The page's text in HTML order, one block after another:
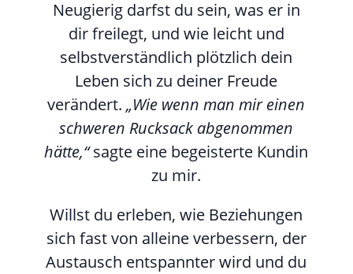
Neugierig darfst du sein, was er in
dir freilegt, und wie leicht und
selbstverständlich plötzlich dein
Leben sich zu deiner Freude
verändert.„Wie wenn man mir einen
schweren Rucksack abgenommen
hätte,“sagte eine begeisterte Kundin
zu mir.
Willst du erleben, wie Beziehungen
sich fast von alleine verbessern, der
Austausch entspannter wird und du